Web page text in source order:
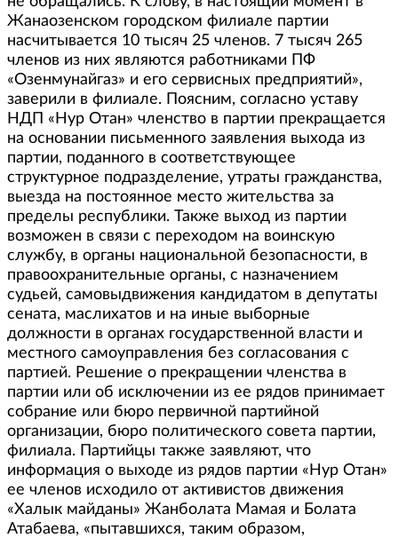
Жанаозенском городском филиале партии
насчитывается 10 тысяч 25 членов. 7 тысяч 265
членов из них являются работниками ПФ
«Озенмунайгаз» и его сервисных предприятий»,
заверили в филиале. Поясним, согласно уставу
НДП «Нур Отан» членство в партии прекращается
на основании письменного заявления выхода из
партии, поданного в соответствующее
структурное подразделение, утраты гражданства,
выезда на постоянное место жительства за
пределы республики. Также выход из партии
возможен в связи с переходом на воинскую
службу, в органы национальной безопасности, в
правоохранительные органы, с назначением
судьей, самовыдвижения кандидатом в депутаты
сената, маслихатов и на иные выборные
должности в органах государственной власти и
местного самоуправления без согласования с
партией. Решение о прекращении членства в
партии или об исключении из ее рядов принимает
собрание или бюро первичной партийной
организации, бюро политического совета партии,
филиала. Партийцы также заявляют, что
информация о выходе из рядов партии «Нур Отан»
ее членов исходило от активистов движения
«Халык майданы» Жанболата Мамая и Болата
Атабаева, «пытавшихся, таким образом,